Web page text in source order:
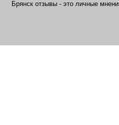
Брянск отзывы - это личные